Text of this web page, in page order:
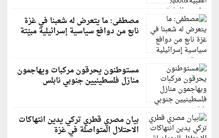
مصطفى: ما يتعرض له شعبنا في غزة
نابع من دوافع سياسية إسرائيلية مبيّتة
مستوطنون يحرقون مركبات ويهاجمون
منازل فلسطينيين جنوبي نابلس
بيان مصري قطري تركي يدين انتهاكات
الاحتلال المتواصلة في غزة